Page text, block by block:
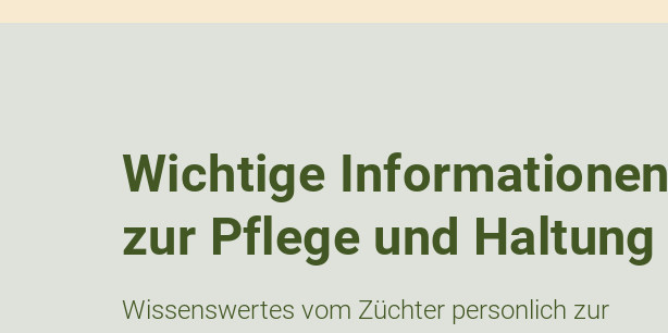
Wichtige Informationen
zur Pflege und Haltung
Wissenswertes vom Züchter personlich zur